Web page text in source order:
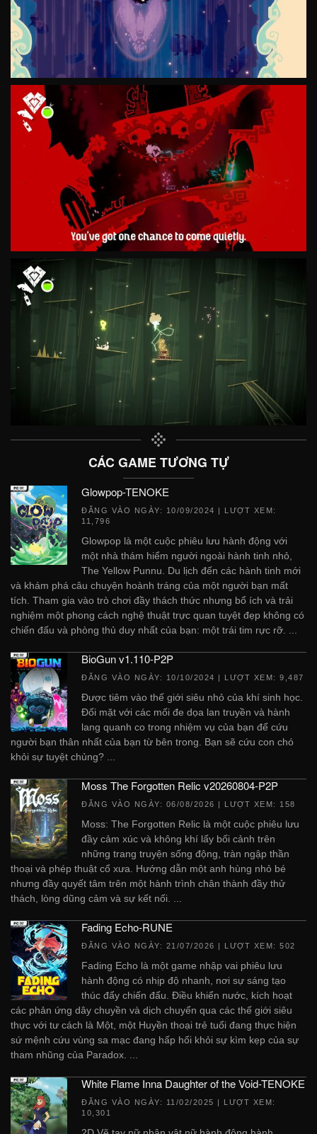
CÁC GAME TƯƠNG TỰ
Glowpop-TENOKE
ĐĂNG VÀO NGÀY: 10/09/2024 | LƯỢT XEM:
11,796
Glowpop là một cuộc phiêu lưu hành động với
một nhà thám hiểm người ngoài hành tinh nhỏ,
The Yellow Punnu. Du lịch đến các hành tinh mới
và khám phá câu chuyện hoành tráng của một người bạn mất
tích. Tham gia vào trò chơi đầy thách thức nhưng bổ ích và trải
nghiệm một phong cách nghệ thuật trực quan tuyệt đẹp không có
chiến đấu và phòng thủ duy nhất của bạn: một trái tim rực rỡ. ...
BioGun v1.110-P2P
ĐĂNG VÀO NGÀY: 10/10/2024 | LƯỢT XEM: 9,487
Được tiêm vào thế giới siêu nhỏ của khí sinh học.
Đối mặt với các mối đe dọa lan truyền và hành
lang quanh co trong nhiệm vụ của bạn để cứu
người bạn thân nhất của bạn từ bên trong. Bạn sẽ cứu con chó
khỏi sự tuyệt chủng? ...
Moss The Forgotten Relic v20260804-P2P
ĐĂNG VÀO NGÀY: 06/08/2026 | LƯỢT XEM: 158
Moss: The Forgotten Relic là một cuộc phiêu lưu
đầy cảm xúc và không khí lấy bối cảnh trên
những trang truyện sống động, tràn ngập thần
thoại và phép thuật cổ xưa. Hướng dẫn một anh hùng nhỏ bé
nhưng đầy quyết tâm trên một hành trình chân thành đầy thử
thách, lòng dũng cảm và sự kết nối. ...
Fading Echo-RUNE
ĐĂNG VÀO NGÀY: 21/07/2026 | LƯỢT XEM: 502
Fading Echo là một game nhập vai phiêu lưu
hành động có nhịp độ nhanh, nơi sự sáng tạo
thúc đẩy chiến đấu. Điều khiển nước, kích hoạt
các phản ứng dây chuyền và dịch chuyển qua các thế giới siêu
thực với tư cách là Một, một Huyền thoại trẻ tuổi đang thực hiện
sứ mệnh cứu vùng sa mạc đang hấp hối khỏi sự kìm kẹp của sự
tham nhũng của Paradox. ...
White Flame Inna Daughter of the Void-TENOKE
ĐĂNG VÀO NGÀY: 11/02/2025 | LƯỢT XEM:
10,301